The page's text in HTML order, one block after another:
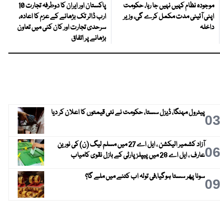
موجودہ نظام کہیں نہیں جا رہا، حکومت
اپنی آئینی مدت مکمل کرے گی، وزیر
داخلہ
پاکستان اور ایران کا دوطرفہ تجارت 10
ارب ڈالر تک بڑھانے کے عزم کا اعادہ،
سرحدی تجارت اور کان کنی میں تعاون
بڑھانے پر اتفاق
03پیٹرول مہنگا، ڈیزل سستا، حکومت نے نئی قیمتوں کا اعلان کر دیا
06
آزاد کشمیر الیکشن ، ایل اے 27 میں مسلم لیگ (ن) کی نورین
عارف ، ایل اے 28 میں پیپلز پارٹی کے بازل نقوی کامیاب
09سونا پھر سستا ہوگیا،فی تولہ اب کتنے میں ملے گا؟